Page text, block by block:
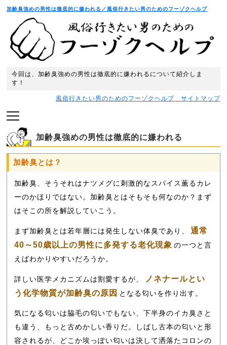
加齢臭強めの男性は徹底的に嫌われる／風俗行きたい男のためのフーゾクヘルプ
今回は、加齢臭強めの男性は徹底的に嫌われるについて紹介しま
す！
風俗行きたい男のためのフーゾクヘルプ サイトマップ
加齢臭強めの男性は徹底的に嫌われる
加齢臭とは？
加齢臭、そうそれはナツメグに刺激的なスパイス薫るカレ
ーのかほりではない。加齢臭とはそもそも何なのか？まず
はそこの所を解説していこう。
まず加齢臭とは若年層には発生しない体臭であり、
通常
40～50歳以上の男性に多発する老化現象 の一つと言
えばわかりやすいだろうか。
詳しい医学メカニズムは割愛するが、
ノネナールとい
う化学物質が加齢臭の原因 となる匂いを作り出す。
気になる匂いは脇毛の匂いでもない、下半身のイカ臭さと
も違う、もっと古めかしい香りだ。しばし古本の匂いと形
容されるが、どこか埃っぽい匂いは決して洒落たコロンの